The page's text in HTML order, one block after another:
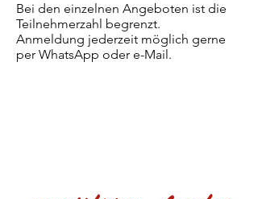
Bei den einzelnen Angeboten ist die
Teilnehmerzahl begrenzt.
Anmeldung jederzeit möglich gerne
per WhatsApp oder e-Mail.